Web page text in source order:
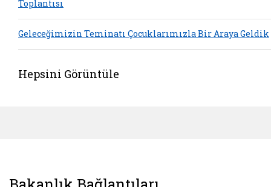
Toplantısı
Geleceğimizin Teminatı Çocuklarımızla Bir Araya Geldik
Hepsini Görüntüle